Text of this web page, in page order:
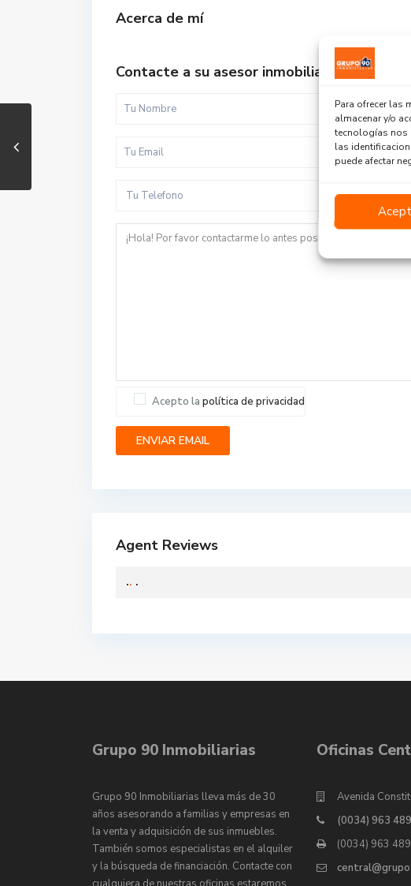
Para ofrecer las
almacenar y/o
tecnologías nos
las
puede afectar
Acerca de mí
Contacte a su asesor inmobiliario
Acepto la política de privacidad
Agent Reviews
.. .
Grupo 90 Inmobiliarias
Grupo 90 Inmobiliarias lleva más de 30
años asesorando a familias y empresas en
la venta y adquisición de sus inmuebles.
También somos especialistas en el alquiler
y la búsqueda de financiación. Contacte con
Oficinas
Avenida
(0034) 963
(0034) 963